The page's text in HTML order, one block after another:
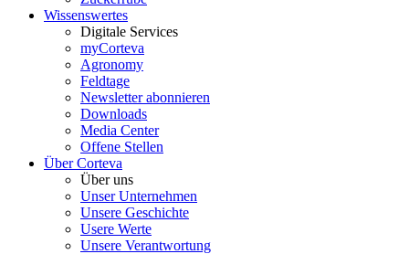
Wissenswertes
Digitale Services
myCorteva
Agronomy
Feldtage
Newsletter abonnieren
Downloads
Media Center
Offene Stellen
Über Corteva
Über uns
Unser Unternehmen
Unsere Geschichte
Usere Werte
Unsere Verantwortung